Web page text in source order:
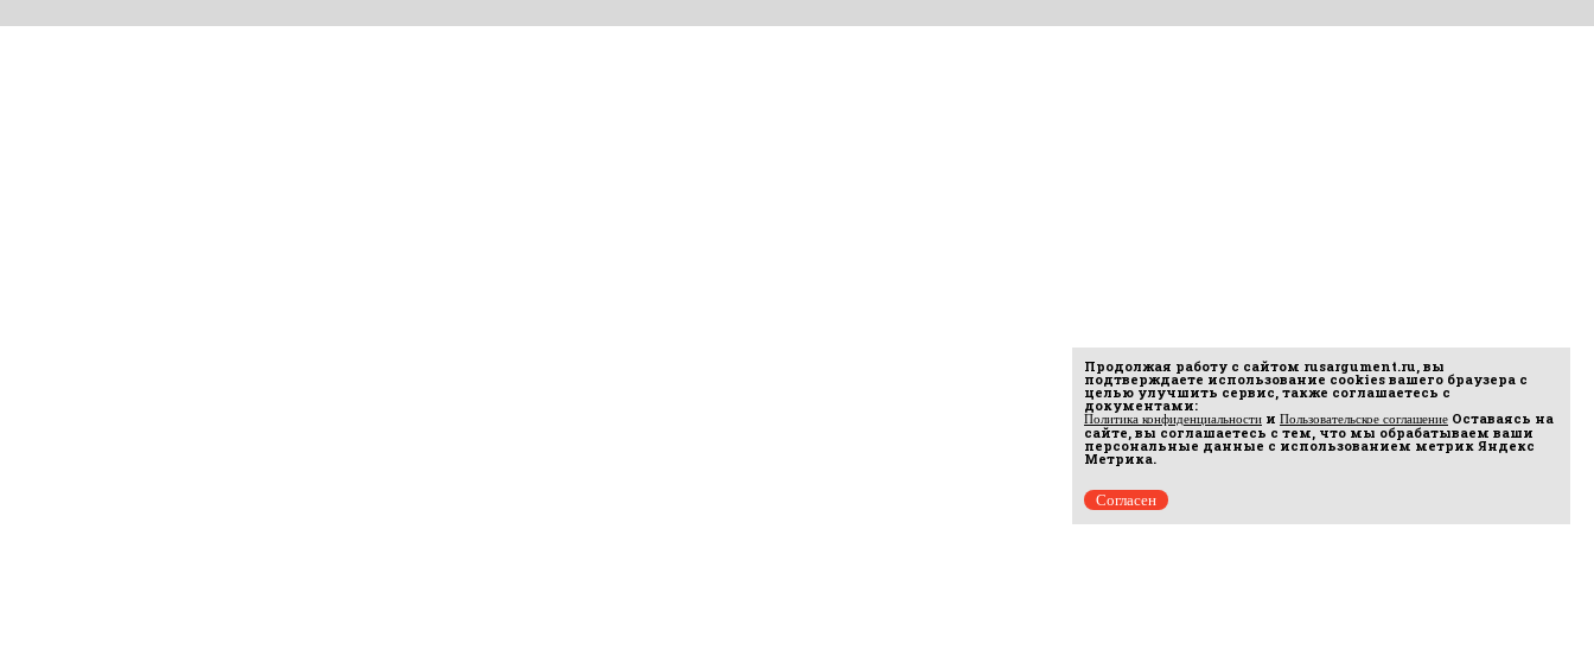
Продолжая работу с сайтом rusargument.ru, вы
подтверждаете использование cookies вашего браузера с
целью улучшить сервис, также соглашаетесь с
документами:
Политика конфиденциальности и Пользовательское соглашение Оставаясь на
сайте, вы соглашаетесь с тем, что мы обрабатываем ваши
персональные данные с использованием метрик Яндекс
Метрика.
Согласен